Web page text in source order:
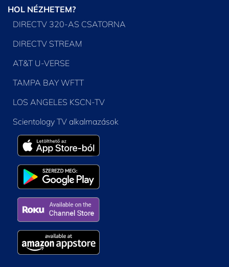
HOL NÉZHETEM?
DIRECTV 320-AS CSATORNA
DIRECTV STREAM
AT&T U-VERSE
TAMPA BAY WFTT
LOS ANGELES KSCN-TV
Scientology TV alkalmazások